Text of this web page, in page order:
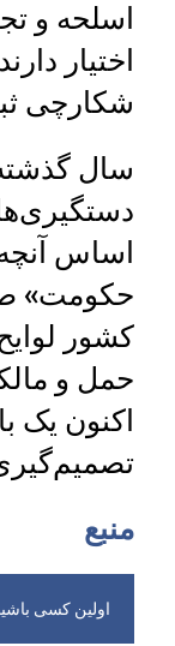
اسلحه و
اختیار
شکارچی
سال
اساس
حکومت»
کشور
حمل و
اکنون یک
منبع
اولین کسی